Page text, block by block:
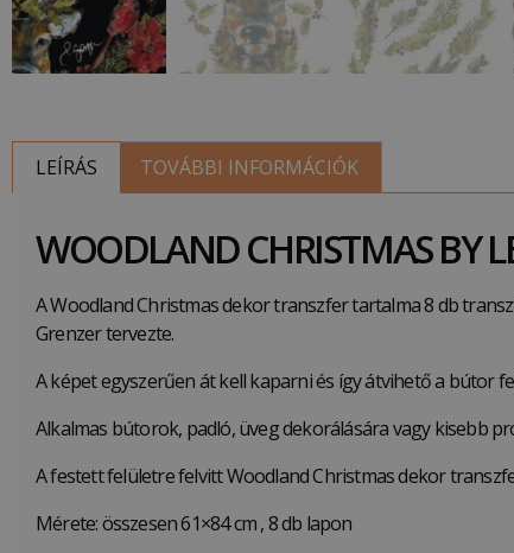
LEÍRÁS TOVÁBBI INFORMÁCIÓK
WOODLAND CHRISTMAS BY
A Woodland Christmas dekor transzfer tartalma 8 db
Grenzer tervezte.
A képet egyszerűen át kell kaparni és így átvihető a bútor
Alkalmas bútorok, padló, üveg dekorálására vagy kisebb
A festett felületre felvitt Woodland Christmas dekor
Mérete: összesen 61×84 cm , 8 db lapon